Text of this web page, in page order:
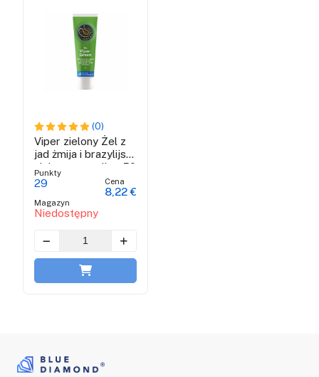
(0)
Viper zielony Żel z
jad żmija i brazylijski
zielony propolis - 50
ml
Punkty
29
Magazyn
Niedostępny
Cena
8,22 €